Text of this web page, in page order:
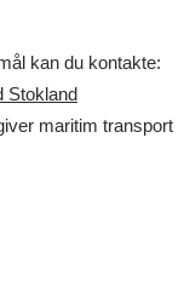
kan du kontakte:
Stokland
maritim transport